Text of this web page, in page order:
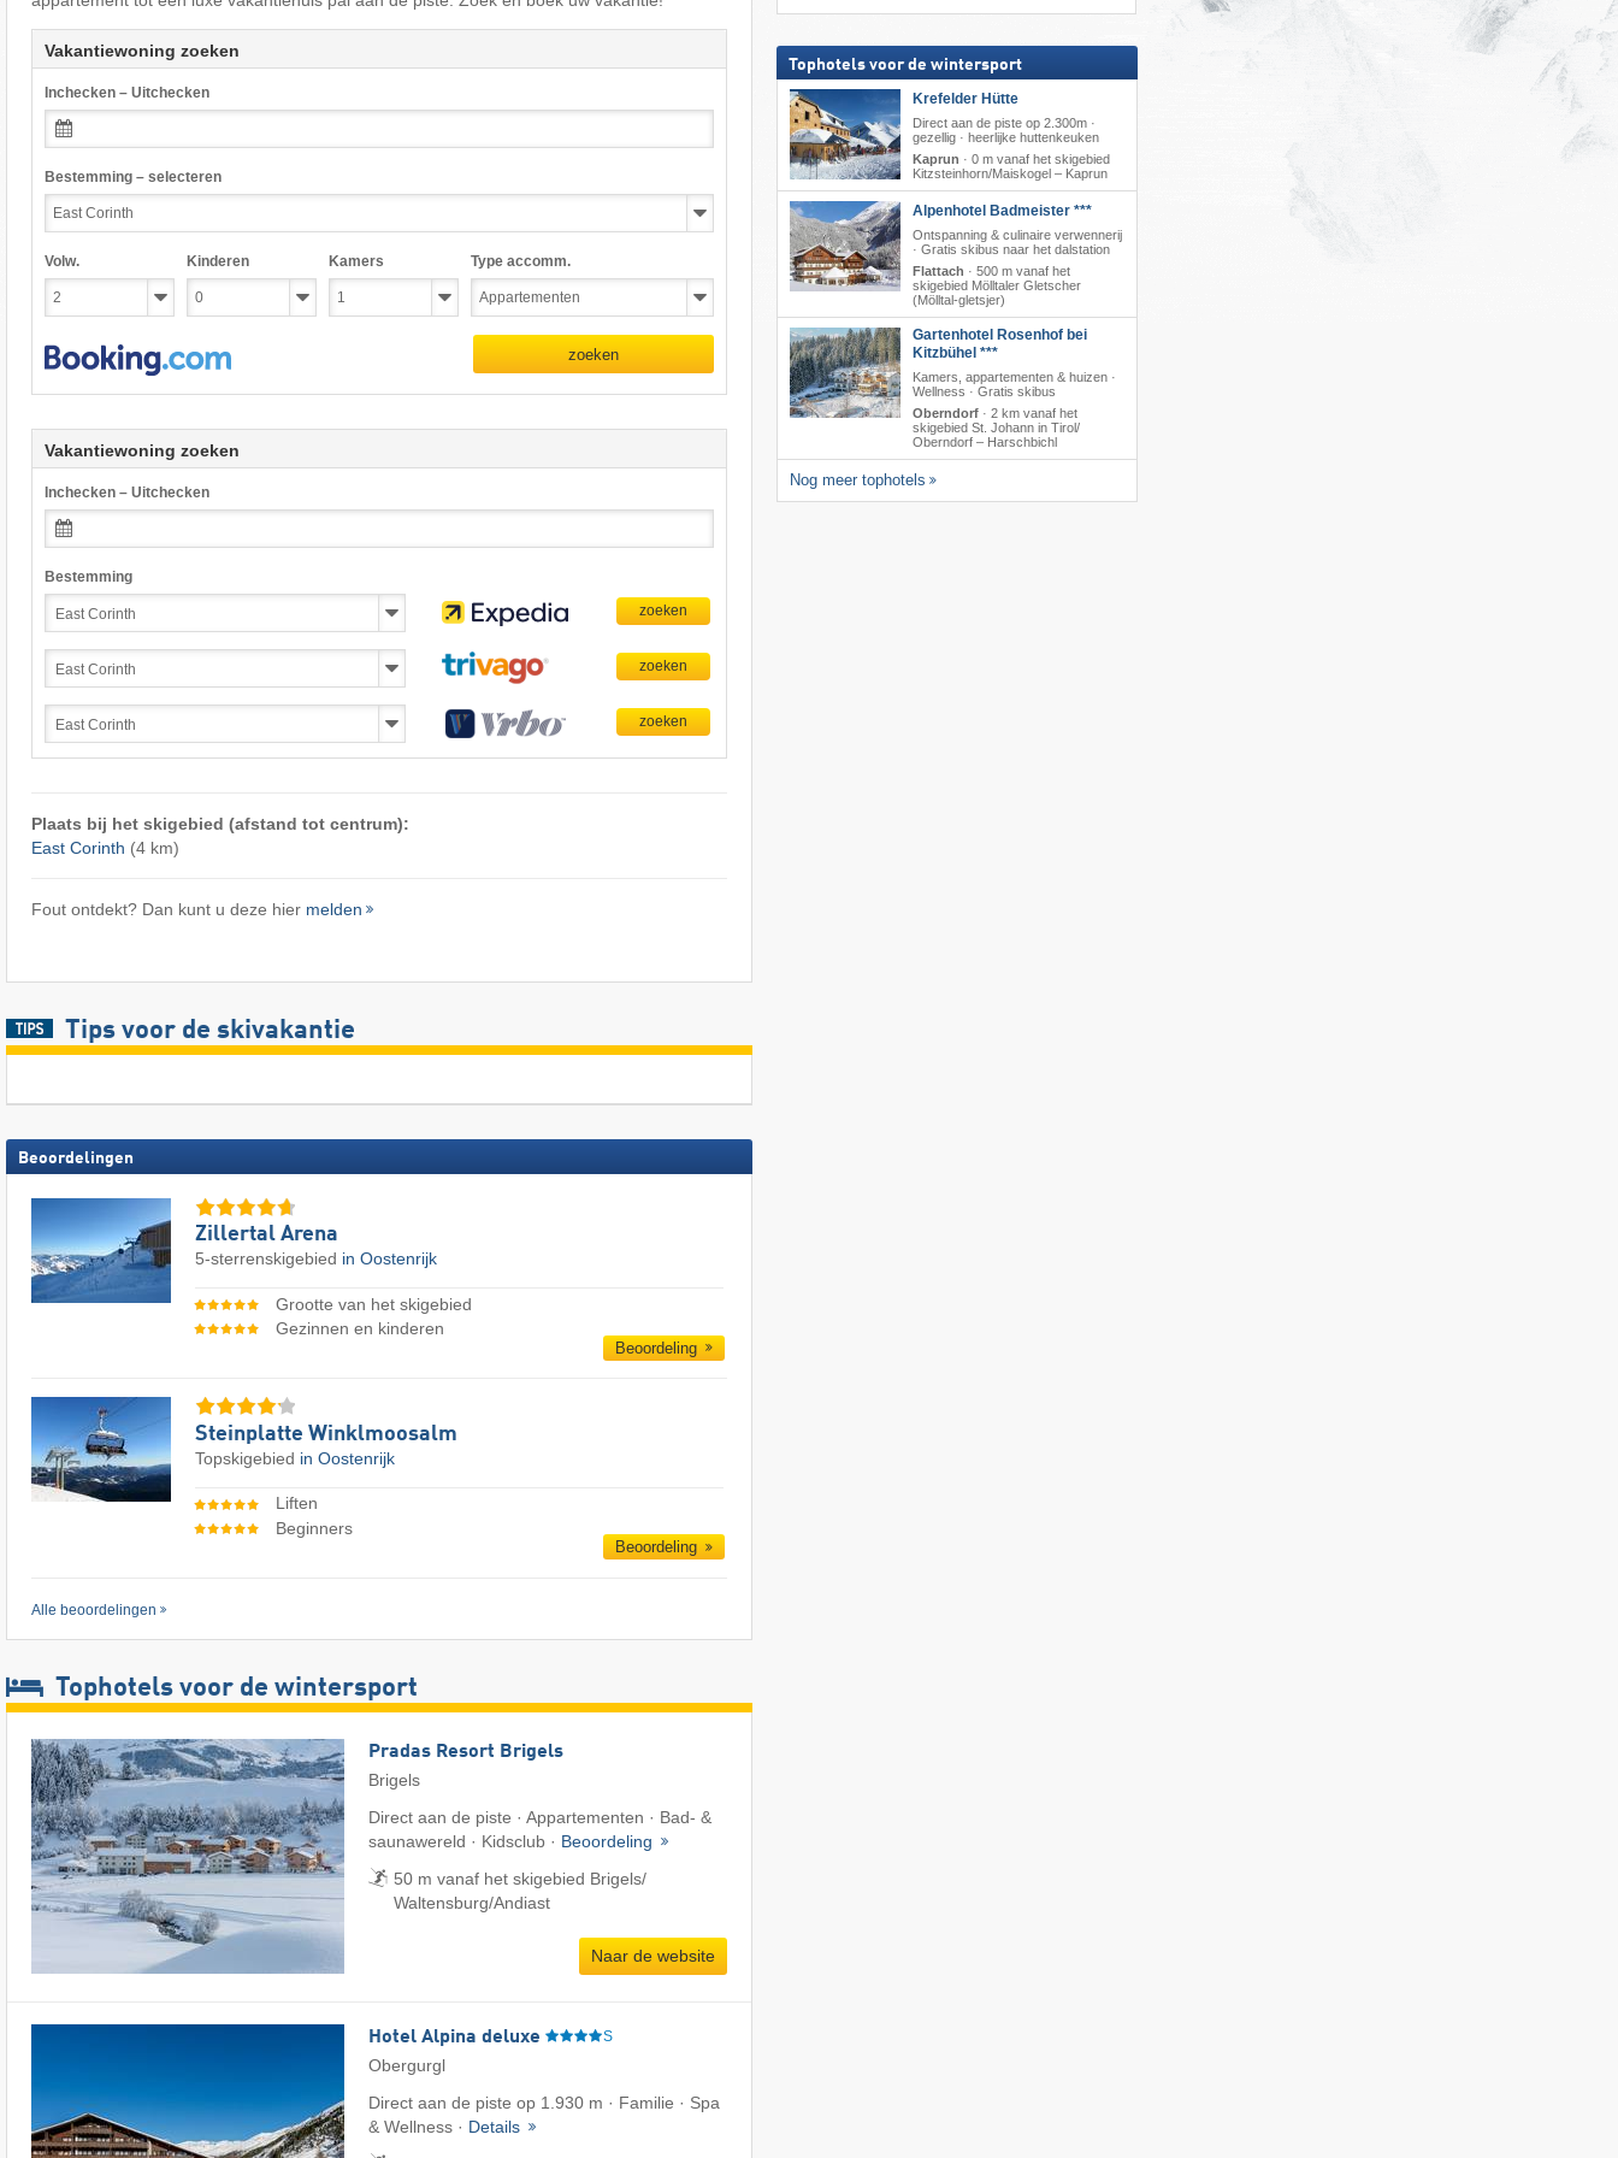
Vakantiewoning zoeken
Inchecken – Uitchecken
Bestemming – selecteren
Volw. Kinderen Kamers Type accomm.
zoeken
Vakantiewoning zoeken
Inchecken – Uitchecken
Bestemming
Plaats bij het skigebied (afstand tot centrum):
East Corinth (4 km)
Fout ontdekt? Dan kunt u deze hier melden
Tips voor de skivakantie
Beoordelingen
Zillertal Arena
5-sterrenskigebied in Oostenrijk
Grootte van het skigebied
Gezinnen en kinderen
Beoordeling
Steinplatte Winklmoosalm
Topskigebied in Oostenrijk
Liften
Beginners
Beoordeling
Alle beoordelingen
Tophotels voor de wintersport
Pradas Resort Brigels
Brigels
Direct aan de piste · Appartementen · Bad- &
saunawereld · Kidsclub · Beoordeling
50 m vanaf het skigebied Brigels/​
Waltensburg/​Andiast
Naar de website
Hotel Alpina deluxe S
Obergurgl
Direct aan de piste op 1.930 m · Familie · Spa
& Wellness · Details
Tophotels voor de wintersport
Krefelder Hütte
Direct aan de piste op 2.300m ·
gezellig · heerlijke huttenkeuken
Kaprun · 0 m vanaf het skigebied
Kitzsteinhorn/​Maiskogel – Kaprun
Alpenhotel Badmeister ***
Ontspanning & culinaire verwennerij
· Gratis skibus naar het dalstation
Flattach · 500 m vanaf het
skigebied Mölltaler Gletscher
(Mölltal-gletsjer)
Gartenhotel Rosenhof bei
Kitzbühel ***
Kamers, appartementen & huizen ·
Wellness · Gratis skibus
Oberndorf · 2 km vanaf het
skigebied St. Johann in Tirol/​
Oberndorf – Harschbichl
Nog meer tophotels